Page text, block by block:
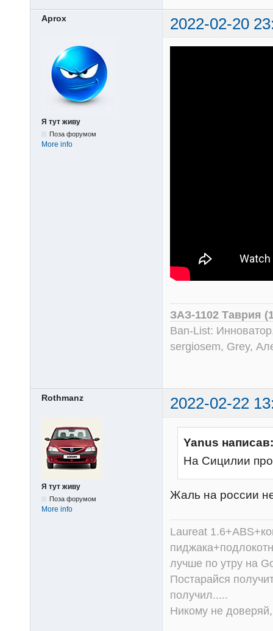
Aprox 2022-02-20
Я тут живу
Поза форумом
More info
ЗАЗ-1102 Таврия
Ban-List:
sergiosem, Grey,
Rothmanz 2022-02-22
Я тут живу
Поза форумом
More info
Yanus написав:
На Сицилии
Жаль на россии
Laureat
лучше по утру на
Постарайся
получил.....
Никому не